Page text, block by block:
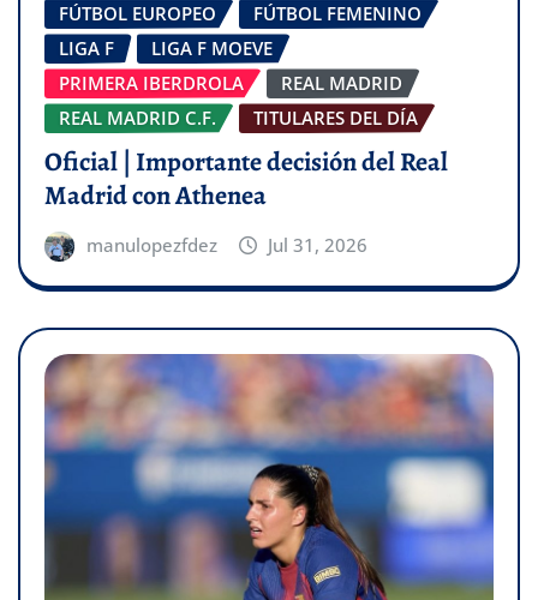
FÚTBOL EUROPEO
FÚTBOL FEMENINO
LIGA F
LIGA F MOEVE
PRIMERA IBERDROLA
REAL MADRID
REAL MADRID C.F.
TITULARES DEL DÍA
Oficial | Importante decisión del Real
Madrid con Athenea
manulopezfdez Jul 31, 2026